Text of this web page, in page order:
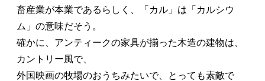
畜産業が本業であるらしく、「カル」は「カルシウ
ム」の意味だそう。
確かに、アンティークの家具が揃った木造の建物は、
カントリー風で、
外国映画の牧場のおうちみたいで、とっても素敵で